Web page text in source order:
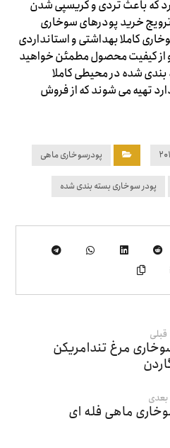
که باعث تردی و کریسپی شدن
خرید پودرهای سوخاری
کاملا بهداشتی و استانداردی
و از کیفیت محصول مطمئن خواهید
شده در محیطی کاملا
تهیه می شوند که از فروش
پودرسوخاری ماهی
پودر سوخاری بسته بندی شده
قبلی
مرغ تندامریکن
بعدی
ماهی فله ای